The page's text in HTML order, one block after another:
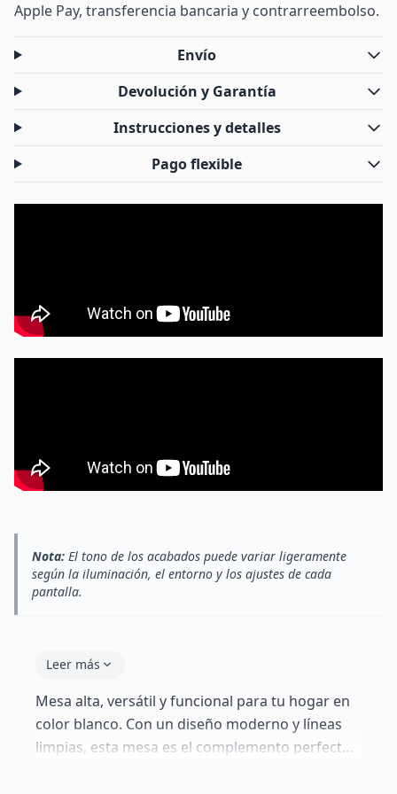
Apple Pay, transferencia bancaria y contrarreembolso.
Envío
Devolución y Garantía
Instrucciones y detalles
Pago flexible
Nota: El tono de los acabados puede variar ligeramente
según la iluminación, el entorno y los ajustes de cada
pantalla.
Leer más
Mesa alta, versátil y funcional para tu hogar en
color blanco. Con un diseño moderno y líneas
limpias, esta mesa es el complemento perfecto